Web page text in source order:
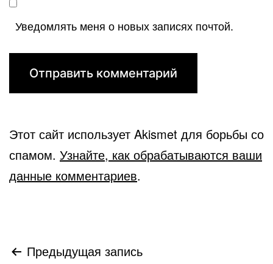
Уведомлять меня о новых записях почтой.
Этот сайт использует Akismet для борьбы со
спамом. Узнайте, как обрабатываются ваши
данные комментариев.
Навигация
Предыдущая запись